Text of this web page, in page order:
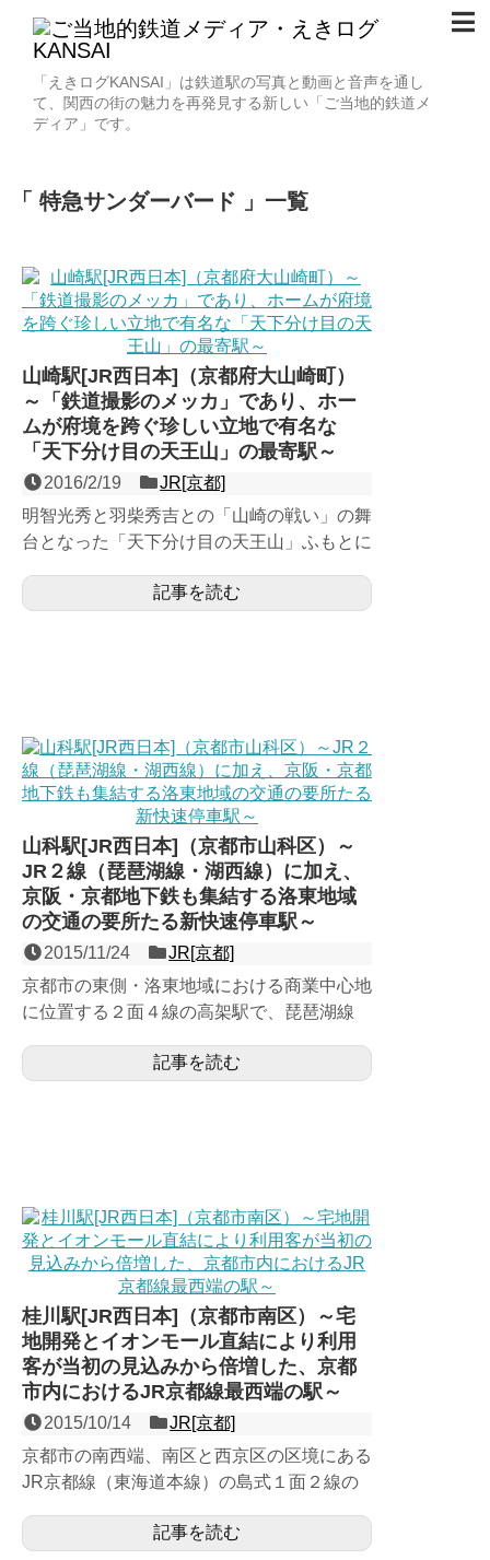
「えきログKANSAI」は鉄道駅の写真と動画と音声を通し
て、関西の街の魅力を再発見する新しい「ご当地的鉄道メ
ディア」です。
特急サンダーバード 一覧
山崎駅[JR西日本]（京都府大山崎町）
～「鉄道撮影のメッカ」であり、ホー
ムが府境を跨ぐ珍しい立地で有名な
「天下分け目の天王山」の最寄駅～
2016/2/19
JR[京都]
明智光秀と羽柴秀吉との「山崎の戦い」の舞
台となった「天下分け目の天王山」ふもとに
２面４線の地上駅。ホ...
記事を読む
山科駅[JR西日本]（京都市山科区）～
JR２線（琵琶湖線・湖西線）に加え、
京阪・京都地下鉄も集結する洛東地域
の交通の要所たる新快速停車駅～
2015/11/24
JR[京都]
京都市の東側・洛東地域における商業中心地
に位置する２面４線の高架駅で、琵琶湖線
快速停車駅。大正時代に...
記事を読む
桂川駅[JR西日本]（京都市南区）～宅
地開発とイオンモール直結により利用
客が当初の見込みから倍増した、京都
市内におけるJR京都線最西端の駅～
2015/10/14
JR[京都]
京都市の南西端、南区と西京区の区境にある
JR京都線（東海道本線）の島式１面２線の
数4000人と控え...記事を読む